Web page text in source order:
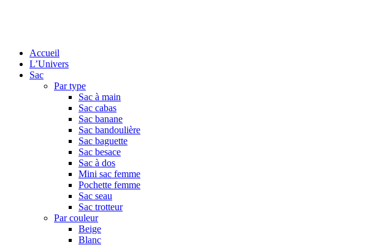
Accueil
L’Univers
Sac
Par type
Sac à main
Sac cabas
Sac banane
Sac bandoulière
Sac baguette
Sac besace
Sac à dos
Mini sac femme
Pochette femme
Sac seau
Sac trotteur
Par couleur
Beige
Blanc